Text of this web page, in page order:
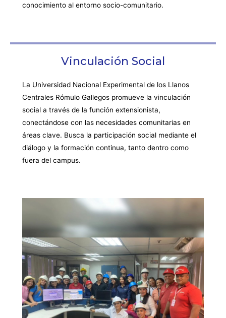
conocimiento al entorno socio-comunitario.
Vinculación Social
La Universidad Nacional Experimental de los Llanos
Centrales Rómulo Gallegos promueve la vinculación
social a través de la función extensionista,
conectándose con las necesidades comunitarias en
áreas clave. Busca la participación social mediante el
diálogo y la formación continua, tanto dentro como
fuera del campus.